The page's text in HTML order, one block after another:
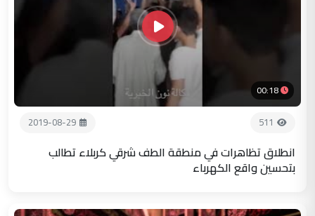
00:18
511
2019-08-29
انطلاق تظاهرات في منطقة الطف شرقي كربلاء تطالب
بتحسين واقع الكهرباء